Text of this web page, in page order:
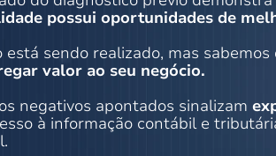
possui oportunidades de
está sendo realizado, mas sabemos
valor ao seu negócio.
negativos apontados sinalizam
à informação contábil e